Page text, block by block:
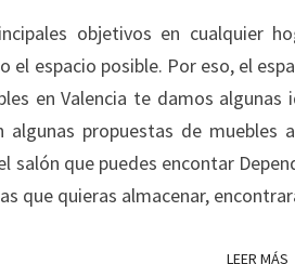
objetivos en cualquier
el espacio posible. Por eso, el
en Valencia te damos
algunas propuestas de muebles
salón que puedes encontar
que quieras almacenar,
LEER MÁS